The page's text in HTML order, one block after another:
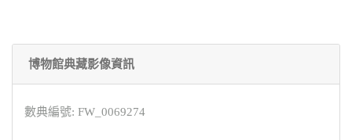
博物館典藏影像資訊
數典編號: FW_0069274